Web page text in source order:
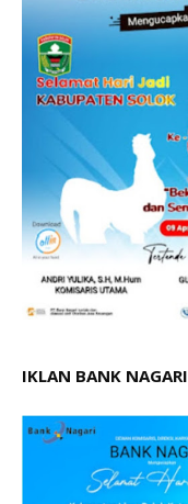
IKLAN BANK NAGARI